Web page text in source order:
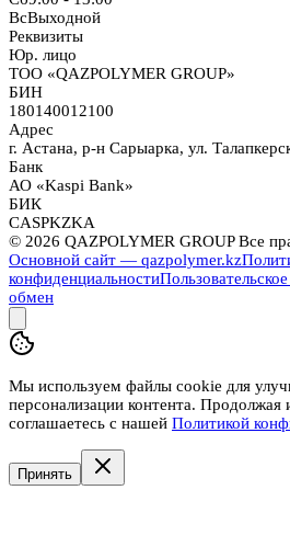
ВсВыходной
Реквизиты
Юр. лицо
ТОО «QAZPOLYMER GROUP»
БИН
180140012100
Адрес
г. Астана, р-н Сарыарка, ул.
Банк
АО «Kaspi Bank»
БИК
CASPKZKA
© 2026 QAZPOLYMER GROUP Все
Основной сайт — qazpolymer.kz
конфиденциальности
обмен
Мы используем файлы cookie для
персонализации контента. Продолжая
соглашаетесь с нашей Политикой
Принять